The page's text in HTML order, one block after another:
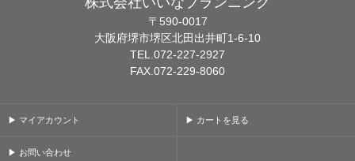
〒590-0017
大阪府堺市堺区北田出井町1-6-10
TEL.072-227-2927
FAX.072-229-8060
▶ マイアカウント ▶ カートを見る
▶ お問い合わせ